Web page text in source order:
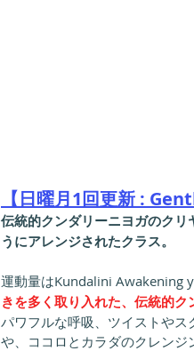
【日曜月1回更新 :
伝統的クンダリーニヨガのク
うにアレンジされたクラス。
運動量はKundalini Awakening
きを多く取り入れた、伝統的
パワフルな呼吸、ツイストや
や、ココロとカラダのクレンジ